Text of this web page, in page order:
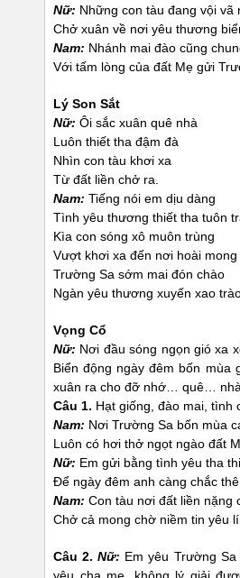
Nữ: Những con tàu đang vội vã
Chở xuân về nơi yêu thương
Nam: Nhánh mai đào cũng
Với tấm lòng của đất Mẹ gửi
Lý Son Sắt
Nữ: Ôi sắc xuân quê nhà
Luôn thiết tha đậm đà
Nhìn con tàu khơi xa
Từ đất liền chở ra.
Nam: Tiếng nói em dịu dàng
Tình yêu thương thiết tha tuôn
Kìa con sóng xô muôn trùng
Vượt khơi xa đến nơi hoài mong
Trường Sa sớm mai đón chào
Ngàn yêu thương xuyến xao
Vọng Cổ
Nữ: Nơi đầu sóng ngọn gió xa
Biển động ngày đêm bốn mùa
xuân ra cho đỡ nhớ… quê…
Câu 1. Hạt giống, đào mai, tình
Nam: Nơi Trường Sa bốn mùa
Luôn có hơi thở ngọt ngào đất
Nữ: Em gửi bằng tình yêu tha
Để ngày đêm anh càng chắc
Nam: Con tàu nơi đất liền nặng
Chở cả mong chờ niềm tin yêu
Câu 2. Nữ: Em yêu Trường